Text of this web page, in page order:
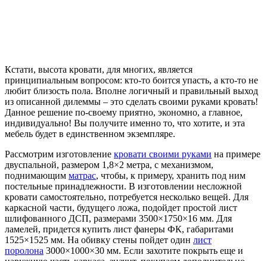
Кстати, высота кровати, для многих, является
принципиальным вопросом: кто-то боится упасть, а кто-то не
любит близость пола. Вполне логичный и правильный выход
из описанной дилеммы – это сделать своими руками кровать!
Данное решение по-своему приятно, экономно, а главное,
индивидуально! Вы получите именно то, что хотите, и эта
мебель будет в единственном экземпляре.
Рассмотрим изготовление кровати своими руками на примере
двуспальной, размером 1,8×2 метра, с механизмом,
поднимающим матрас, чтобы, к примеру, хранить под ним
постельные принадлежности. В изготовлении несложной
кровати самостоятельно, потребуется несколько вещей. Для
каркасной части, будущего ложа, подойдет простой лист
шлифованного ДСП, размерами 3500×1750×16 мм. Для
ламелей, придется купить лист фанеры ФК, габаритами
1525×1525 мм. На обивку стены пойдет один лист
поролона 3000×1000×30 мм. Если захотите покрыть еще и